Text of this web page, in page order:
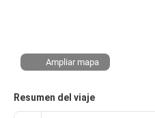
Ampliar mapa
Resumen del viaje